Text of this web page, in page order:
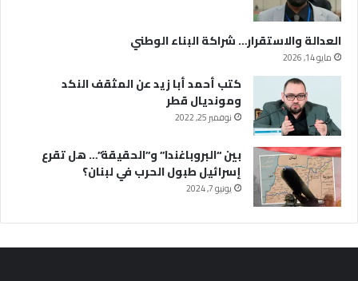
العدالة والاستقرار… شراكة البناء الوطني
مايو 14, 2026
كتب أحمد أبا زيد عن المثقف النكد
ومونديال قطر
نوفمبر 25, 2022
بين “البروباغندا” و”الحقيقة”… هل تقرع
إسرائيل طبول الحرب في لبنان؟
يونيو 7, 2024